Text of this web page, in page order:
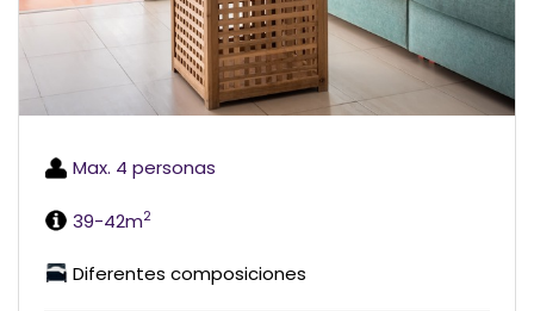
Max. 4 personas
39-42m2
Diferentes composiciones